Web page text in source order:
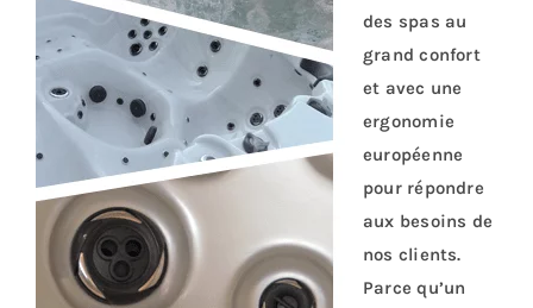
des spas au
grand confort
et avec une
ergonomie
européenne
pour répondre
aux besoins de
nos clients.
Parce qu’un